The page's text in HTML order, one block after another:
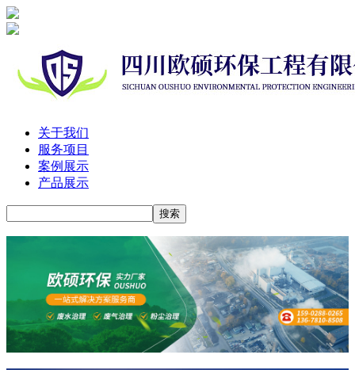
关于我们
服务项目
案例展示
产品展示